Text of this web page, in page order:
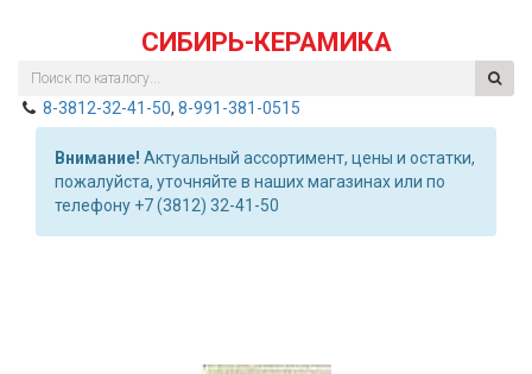
СИБИРЬ-КЕРАМИКА
8-3812-32-41-50, 8-991-381-0515
Внимание! Актуальный ассортимент, цены и остатки,
пожалуйста, уточняйте в наших магазинах или по
телефону +7 (3812) 32-41-50